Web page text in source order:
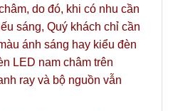
do đó, khi có nhu cần
sáng, Quý khách chỉ cần
ánh sáng hay kiểu đèn
LED nam châm trên
ray và bộ nguồn vẫn